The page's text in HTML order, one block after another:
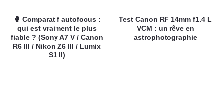
🥊 Comparatif autofocus :
qui est vraiment le plus
fiable ? (Sony A7 V / Canon
R6 III / Nikon Z6 III / Lumix
S1 II)
Test Canon RF 14mm f1.4 L
VCM : un rêve en
astrophotographie